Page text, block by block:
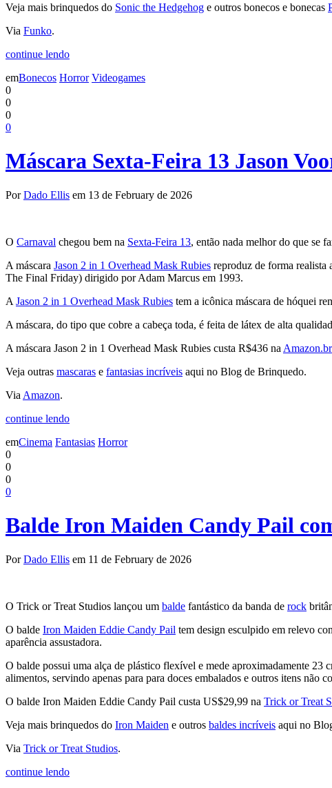
Veja mais brinquedos do Sonic the Hedgehog e outros bonecos e bonecas
Via Funko.
continue lendo
emBonecos Horror Videogames
0
0
0
0
Máscara Sexta-Feira 13 Jason
PorDado Ellis em 13 de February de 2026
O Carnaval chegou bem na Sexta-Feira 13, então nada melhor do que se
A máscara Jason 2 in 1 Overhead Mask Rubies reproduz de forma
The Final Friday) dirigido por Adam Marcus em 1993.
A Jason 2 in 1 Overhead Mask Rubies tem a icônica máscara de hóquei
A máscara, do tipo que cobre a cabeça toda, é feita de látex de alta
A máscara Jason 2 in 1 Overhead Mask Rubies custa R$436 na Amazon.br
Veja outras mascaras e fantasias incríveis aqui no Blog de Brinquedo.
Via Amazon.
continue lendo
emCinema Fantasias Horror
0
0
0
0
Balde Iron Maiden Candy Pail
PorDado Ellis em 11 de February de 2026
O Trick or Treat Studios lançou um balde fantástico da banda de rock
O balde Iron Maiden Eddie Candy Pail tem design esculpido em relevo
aparência assustadora.
O balde possui uma alça de plástico flexível e mede aproximadamente
alimentos, servindo apenas para para doces embalados e outros itens não
O balde Iron Maiden Eddie Candy Pail custa US$29,99 na Trick or Treat
Veja mais brinquedos do Iron Maiden e outros baldes incríveis aqui no
Via Trick or Treat Studios.
continue lendo